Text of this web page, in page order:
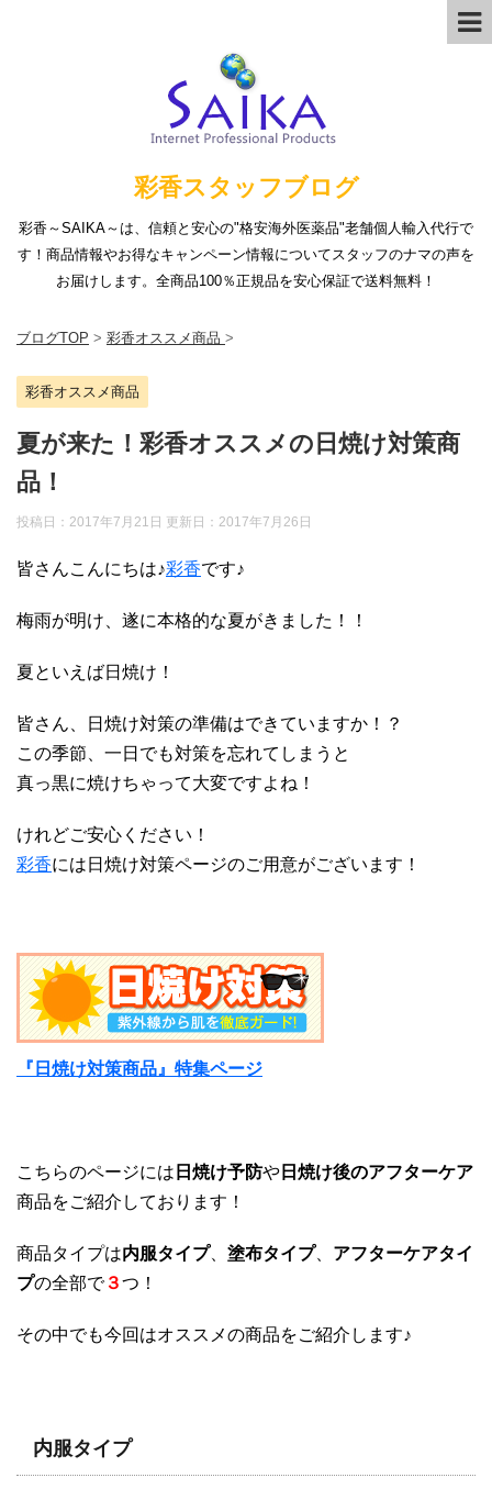
彩香スタッフブログ
彩香～SAIKA～は、信頼と安心の"格安海外医薬品"老舗個人輸入代行で
す！商品情報やお得なキャンペーン情報についてスタッフのナマの声を
お届けします。全商品100％正規品を安心保証で送料無料！
ブログTOP > 彩香オススメ商品 >
彩香オススメ商品
夏が来た！彩香オススメの日焼け対策商
品！
投稿日：2017年7月21日 更新日： 2017年7月26日
皆さんこんにちは♪彩香です♪
梅雨が明け、遂に本格的な夏がきました！！
夏といえば日焼け！
皆さん、日焼け対策の準備はできていますか！？
この季節、一日でも対策を忘れてしまうと
真っ黒に焼けちゃって大変ですよね！
けれどご安心ください！
彩香には日焼け対策ページのご用意がございます！
『日焼け対策商品』特集ページ
こちらのページには 日焼け予防や 日焼け後のアフターケア
商品をご紹介しております！
商品タイプは内服タイプ、 塗布タイプ、 アフターケアタイ
プの全部で３つ！
その中でも今回はオススメの商品をご紹介します♪
内服タイプ